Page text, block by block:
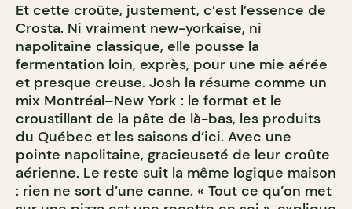
Et cette croûte, justement, c’est l’essence de
Crosta. Ni vraiment new-yorkaise, ni
napolitaine classique, elle pousse la
fermentation loin, exprès, pour une mie aérée
et presque creuse. Josh la résume comme un
mix Montréal–New York : le format et le
croustillant de la pâte de là-bas, les produits
du Québec et les saisons d’ici. Avec une
pointe napolitaine, gracieuseté de leur croûte
aérienne. Le reste suit la même logique maison
: rien ne sort d’une canne. « Tout ce qu’on met